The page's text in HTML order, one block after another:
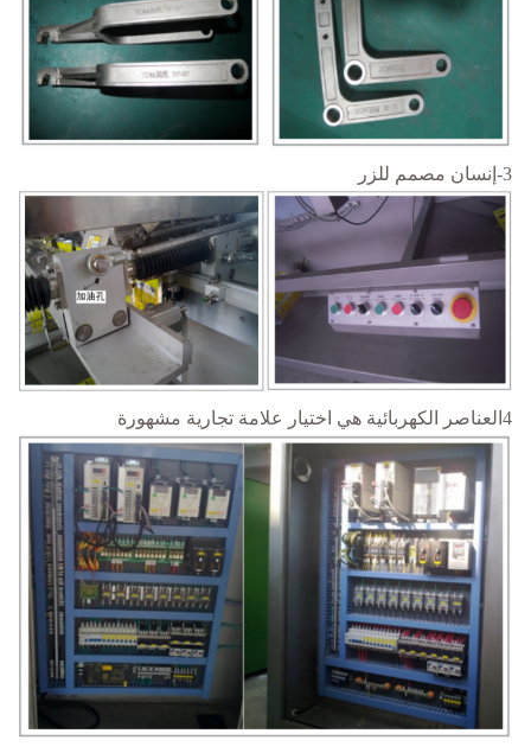
3-إنسان مصمم للزر
4العناصر الكهربائية هي اختيار علامة تجارية مشهورة